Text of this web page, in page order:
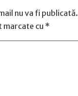
nu va fi publicată.
cu *